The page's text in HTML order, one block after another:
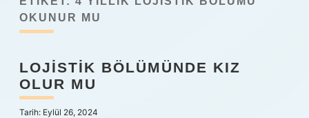
Yasal Uyarı
OKUNUR MU
LOJISTIK BÖLÜMÜNDE KIZ
OLUR MU
Tarih: Eylül 26, 2024